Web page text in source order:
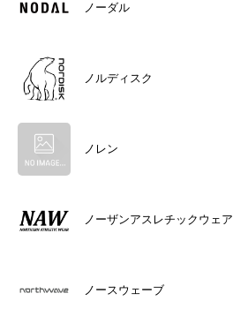
ノーダル
ノルディスク
ノレン
ノーザンアスレチックウェア
ノースウェーブ